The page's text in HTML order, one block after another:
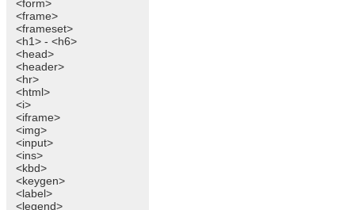
<form>
<frame>
<frameset>
<h1> - <h6>
<head>
<header>
<hr>
<html>
<i>
<iframe>
<img>
<input>
<ins>
<kbd>
<keygen>
<label>
<legend>